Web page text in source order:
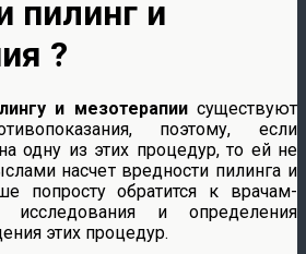
пилинг и
?
и мезотерапиисуществуют
поэтому, если
одну из этих процедур, то ей не
насчет вредности пилинга и
попросту обратится к врачам-
исследования и определения
этих процедур.